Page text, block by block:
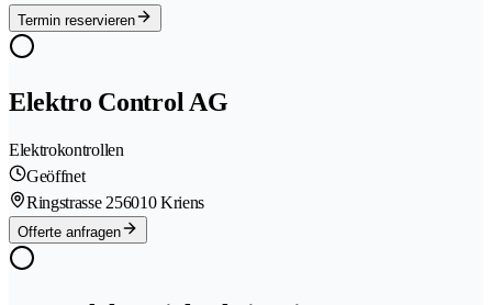
Termin reservieren
Elektro Control AG
Elektrokontrollen
Geöffnet
Ringstrasse 256010 Kriens
Offerte anfragen